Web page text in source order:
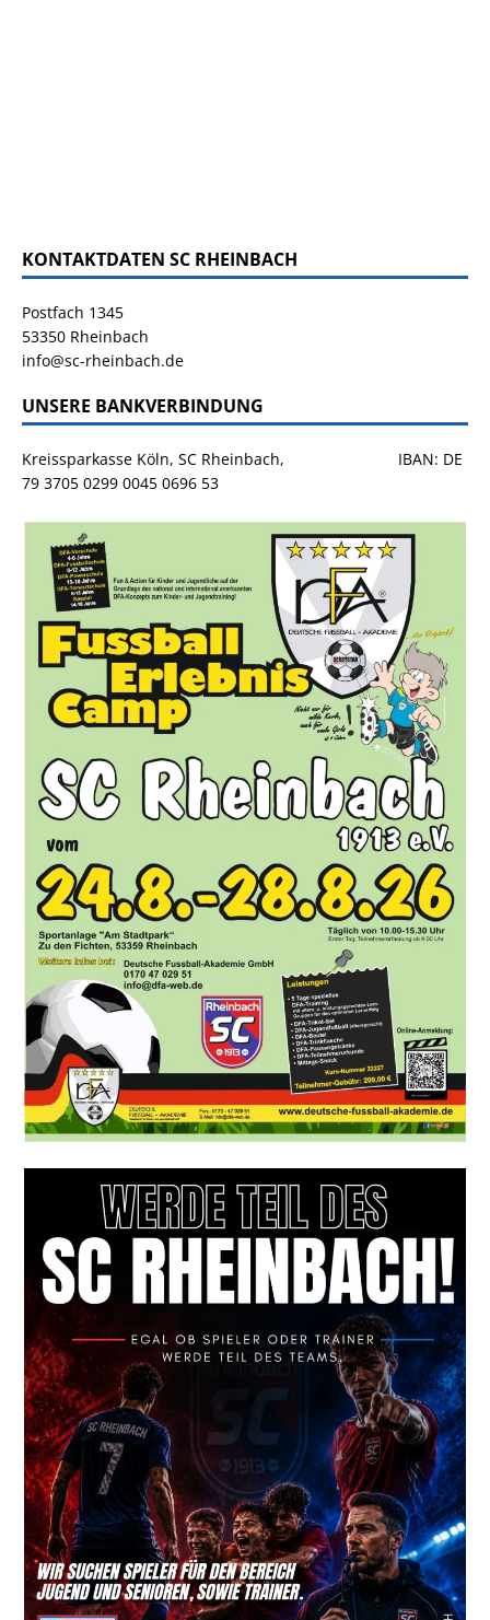
KONTAKTDATEN SC RHEINBACH
Postfach 1345
53350 Rheinbach
info@sc-rheinbach.de
UNSERE BANKVERBINDUNG
Kreissparkasse Köln, SC Rheinbach, IBAN: DE
79 3705 0299 0045 0696 53